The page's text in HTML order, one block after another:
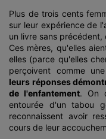
Plus de trois cents
sur leur expérience de
un livre sans
Ces mères, qu'elles
elles (parce qu'elles
perçoivent comme
leurs réponses
de l'enfantement. On
entourée d'un tabou
reconnaissent avoir
cours de leur